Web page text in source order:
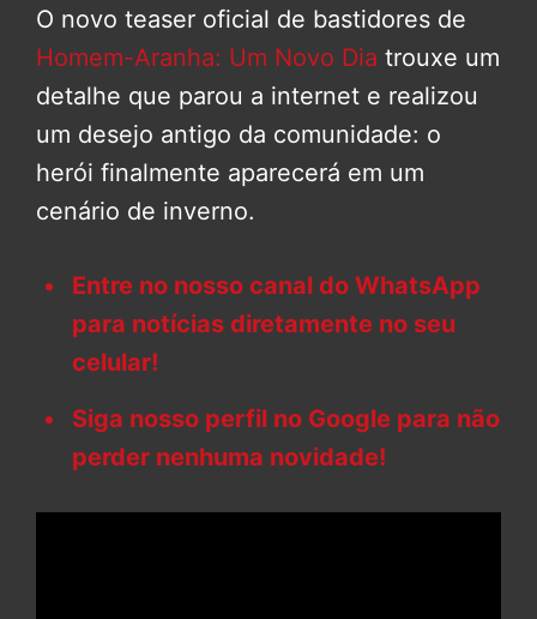
O novo teaser oficial de bastidores de
Homem-Aranha: Um Novo Dia trouxe um
detalhe que parou a internet e realizou
um desejo antigo da comunidade: o
herói finalmente aparecerá em um
cenário de inverno.
Entre no nosso canal do WhatsApp
para notícias diretamente no seu
celular!
Siga nosso perfil no Google para não
perder nenhuma novidade!